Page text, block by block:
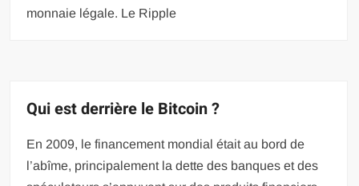
monnaie légale. Le Ripple
Qui est derrière le Bitcoin ?
En 2009, le financement mondial était au bord de
l’abîme, principalement la dette des banques et des